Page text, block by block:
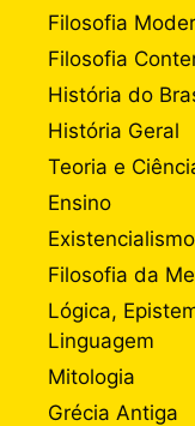
Filosofia
Filosofia
História do
História Geral
Teoria e
Ensino
Filosofia da
Lógica,
Linguagem
Mitologia
Grécia Antiga